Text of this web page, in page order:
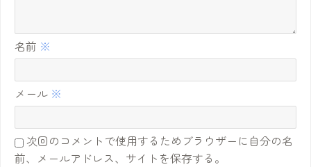
名前 ※
メール ※
次回のコメントで使用するためブラウザーに自分の名
前、メールアドレス、サイトを保存する。